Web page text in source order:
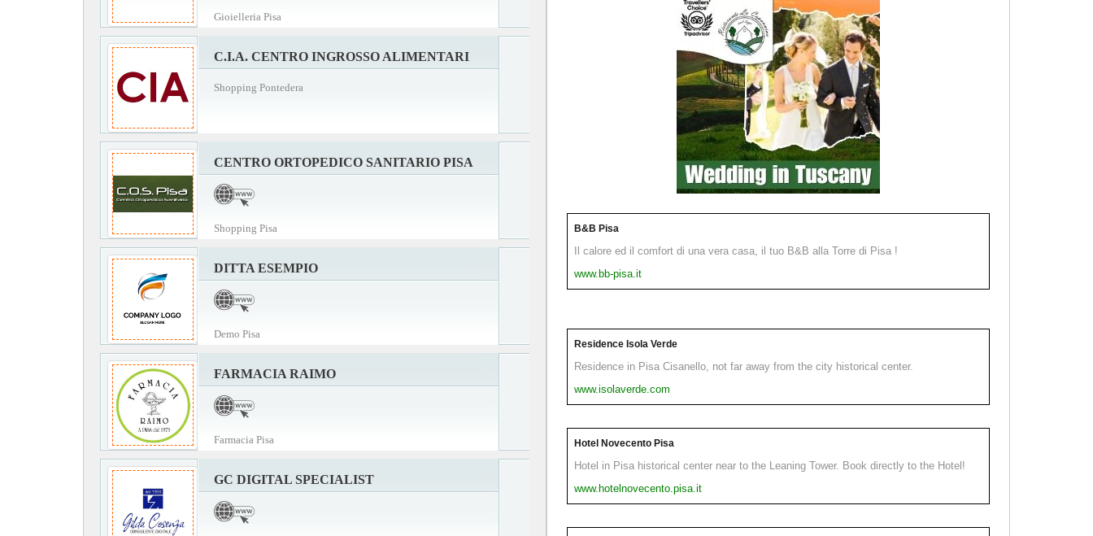
Gioielleria Pisa
C.I.A. CENTRO INGROSSO ALIMENTARI
Shopping Pontedera
CENTRO ORTOPEDICO SANITARIO PISA
Shopping Pisa
DITTA ESEMPIO
Demo Pisa
FARMACIA RAIMO
Farmacia Pisa
GC DIGITAL SPECIALIST
B&B Pisa
Il calore ed il comfort di una vera casa, il tuo B&B alla Torre di Pisa !
www.bb-pisa.it
Residence Isola Verde
Residence in Pisa Cisanello, not far away from the city historical center.
www.isolaverde.com
Hotel Novecento Pisa
Hotel in Pisa historical center near to the Leaning Tower. Book directly to the Hotel!
www.hotelnovecento.pisa.it